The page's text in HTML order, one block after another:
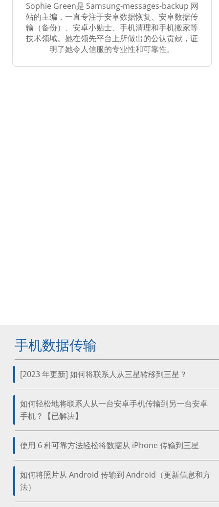
手机数据传输
[2023 年更新] 如何将联系人从三星转移到三星？
如何轻松地将联系人从一台安卓手机传输到另一台安卓
手机？【已解决】
使用 6 种可靠方法轻松将数据从 iPhone 传输到三星
如何将照片从 Android 传输到 Android（更新信息和方
法）
Sophie Green是 Samsung-messages-backup 网
站的主编，一直专注于安卓数据恢复、安卓数据传
输（备份）、安卓小贴士、手机清理和手机搬家等
技术领域。她在领先平台上所做出的公认贡献，证
明了她令人信服的专业性和可靠性。